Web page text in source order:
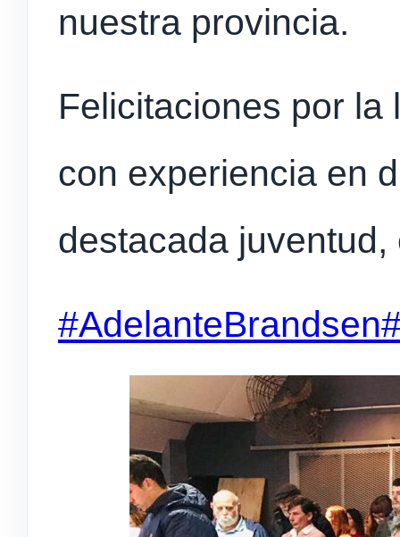
nuestra provincia.
Felicitaciones por la
con experiencia en
destacada
#AdelanteBrandsen